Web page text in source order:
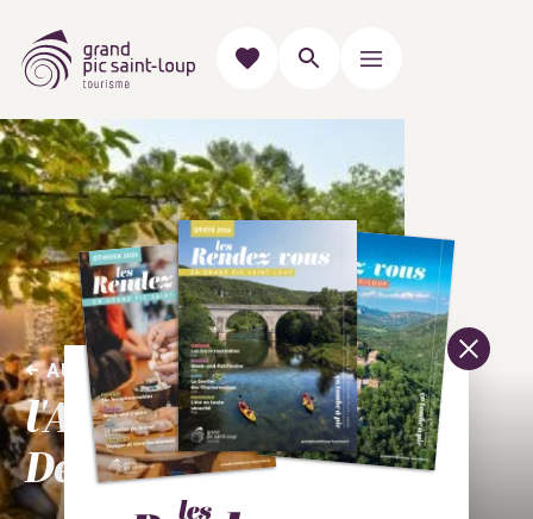
AUTOUR DE LA VIGNE & DU VIN
l'Agenda "Vignobles &
Découvertes"